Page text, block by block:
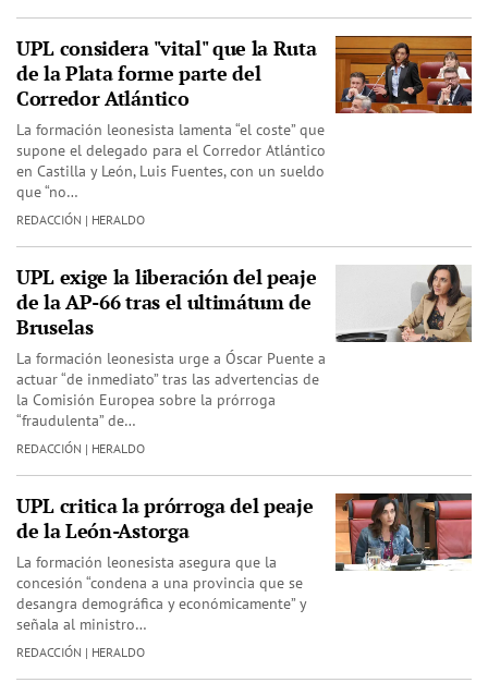
UPL considera "vital" que la Ruta
de la Plata forme parte del
Corredor Atlántico
La formación leonesista lamenta “el coste” que
supone el delegado para el Corredor Atlántico
en Castilla y León, Luis Fuentes, con un sueldo
que “no…
REDACCIÓN | HERALDO
UPL exige la liberación del peaje
de la AP-66 tras el ultimátum de
Bruselas
La formación leonesista urge a Óscar Puente a
actuar “de inmediato” tras las advertencias de
la Comisión Europea sobre la prórroga
“fraudulenta” de…
REDACCIÓN | HERALDO
UPL critica la prórroga del peaje
de la León-Astorga
La formación leonesista asegura que la
concesión “condena a una provincia que se
desangra demográfica y económicamente” y
señala al ministro…
REDACCIÓN | HERALDO